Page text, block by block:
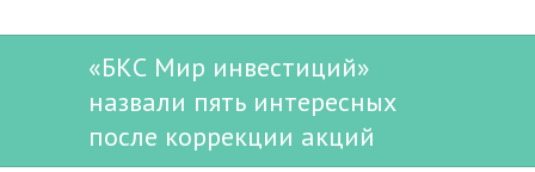
«БКС Мир инвестиций»
назвали пять интересных
после коррекции акций